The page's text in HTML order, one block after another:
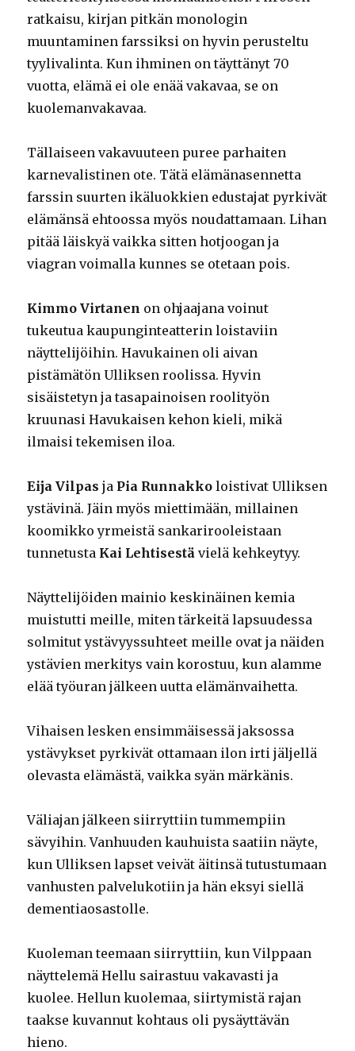
ratkaisu, kirjan pitkän monologin
muuntaminen farssiksi on hyvin perusteltu
tyylivalinta. Kun ihminen on täyttänyt 70
vuotta, elämä ei ole enää vakavaa, se on
kuolemanvakavaa.
Tällaiseen vakavuuteen puree parhaiten
karnevalistinen ote. Tätä elämänasennetta
farssin suurten ikäluokkien edustajat pyrkivät
elämänsä ehtoossa myös noudattamaan. Lihan
pitää läiskyä vaikka sitten hotjoogan ja
viagran voimalla kunnes se otetaan pois.
Kimmo Virtanen on ohjaajana voinut
tukeutua kaupunginteatterin loistaviin
näyttelijöihin. Havukainen oli aivan
pistämätön Ulliksen roolissa. Hyvin
sisäistetyn ja tasapainoisen roolityön
kruunasi Havukaisen kehon kieli, mikä
ilmaisi tekemisen iloa.
Eija Vilpas ja Pia Runnakko loistivat Ulliksen
ystävinä. Jäin myös miettimään, millainen
koomikko yrmeistä sankarirooleistaan
tunnetusta Kai Lehtisestä vielä kehkeytyy.
Näyttelijöiden mainio keskinäinen kemia
muistutti meille, miten tärkeitä lapsuudessa
solmitut ystävyyssuhteet meille ovat ja näiden
ystävien merkitys vain korostuu, kun alamme
elää työuran jälkeen uutta elämänvaihetta.
Vihaisen lesken ensimmäisessä jaksossa
ystävykset pyrkivät ottamaan ilon irti jäljellä
olevasta elämästä, vaikka syän märkänis.
Väliajan jälkeen siirryttiin tummempiin
sävyihin. Vanhuuden kauhuista saatiin näyte,
kun Ulliksen lapset veivät äitinsä tutustumaan
vanhusten palvelukotiin ja hän eksyi siellä
dementiaosastolle.
Kuoleman teemaan siirryttiin, kun Vilppaan
näyttelemä Hellu sairastuu vakavasti ja
kuolee. Hellun kuolemaa, siirtymistä rajan
taakse kuvannut kohtaus oli pysäyttävän
hieno.